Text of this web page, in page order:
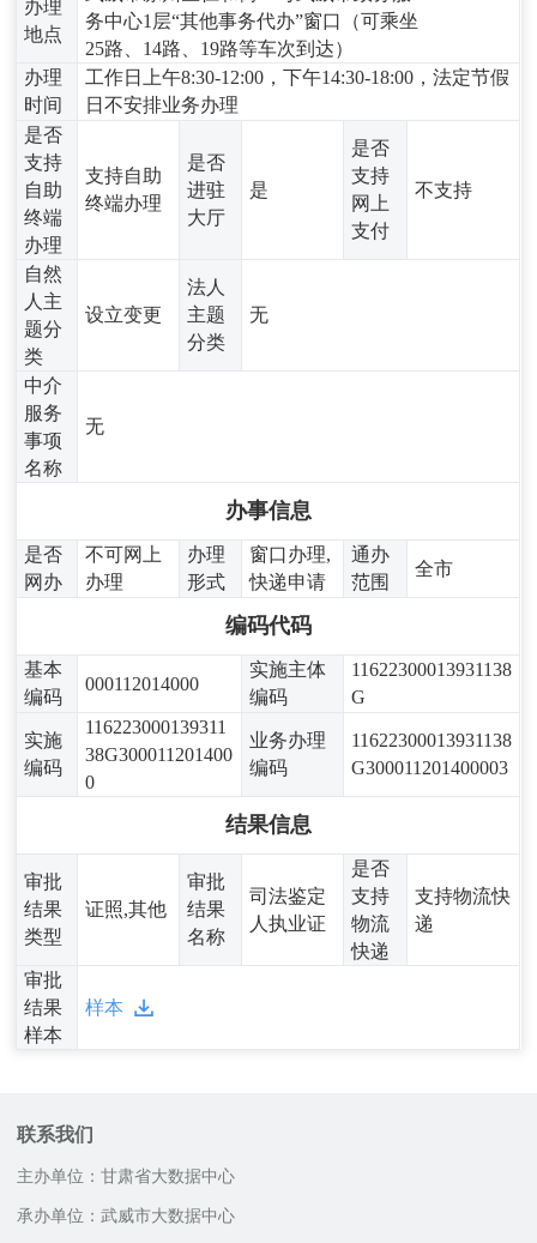
办理
地点
务中心1层“其他事务代办”窗口（可乘坐
25路、14路、19路等车次到达）
办理
时间
工作日上午8:30-12:00，下午14:30-18:00，法定节假
日不安排业务办理
是否
支持
自助
终端
办理
支持自助
终端办理
是否
进驻
大厅
是
是否
支持
网上
支付
不支持
自然
人主
题分
类
设立变更
法人
主题
分类
无
中介
服务
事项
名称
无
办事信息
是否
网办
不可网上
办理
办理
形式
窗口办理,
快递申请
通办
范围
全市
编码代码
基本
编码
000112014000
实施主体
编码
11622300013931138
G
实施
编码
116223000139311
38G300011201400
0
业务办理
编码
11622300013931138
G300011201400003
结果信息
审批
结果
类型
证照,其他
审批
结果
名称
司法鉴定
人执业证
是否
支持
物流
快递
支持物流快
递
审批
结果
样本
样本
联系我们
主办单位：甘肃省大数据中心
承办单位：武威市大数据中心